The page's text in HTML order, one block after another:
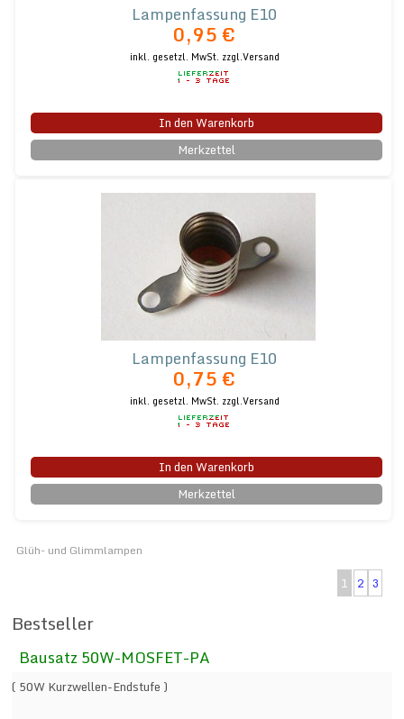
Lampenfassung E10
0,95 €
inkl. gesetzl. MwSt. zzgl.Versand
In den Warenkorb
Merkzettel
Lampenfassung E10
0,75 €
inkl. gesetzl. MwSt. zzgl.Versand
In den Warenkorb
Merkzettel
Glüh- und Glimmlampen
1 2 3
Bestseller
Bausatz 50W-MOSFET-PA
( 50W Kurzwellen-Endstufe )